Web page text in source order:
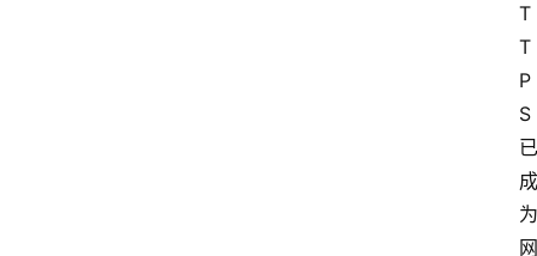
T
T
P
S
已
成
为
网